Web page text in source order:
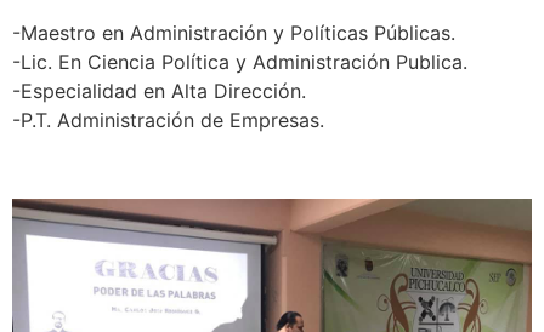
-Maestro en Administración y Políticas Públicas.
-Lic. En Ciencia Política y Administración Publica.
-Especialidad en Alta Dirección.
-P.T. Administración de Empresas.